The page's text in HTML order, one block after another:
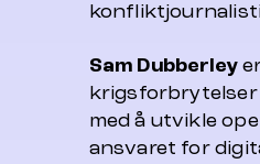
Sam Dubberley
krigsforbrytelser
med å utvikle
ansvaret for